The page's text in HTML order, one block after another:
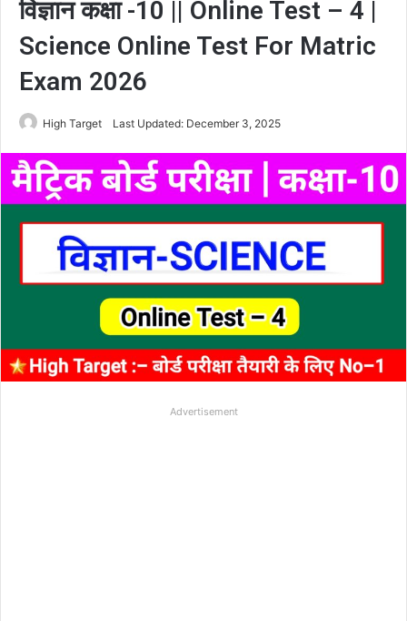
विज्ञान कक्षा -10 || Online Test – 4 |
Science Online Test For Matric
Exam 2026
High Target Last Updated: December 3, 2025
Advertisement